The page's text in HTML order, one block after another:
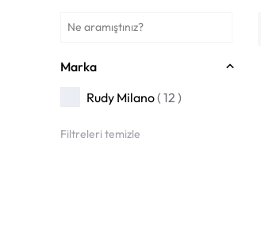
Marka
Rudy Milano( 12 )
Filtreleri temizle